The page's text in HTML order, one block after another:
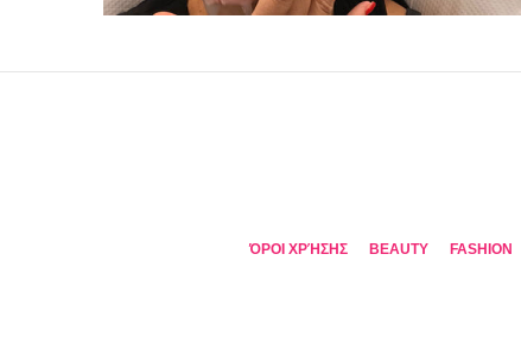
ΌΡΟΙ ΧΡΉΣΗΣ BEAUTY FASHION